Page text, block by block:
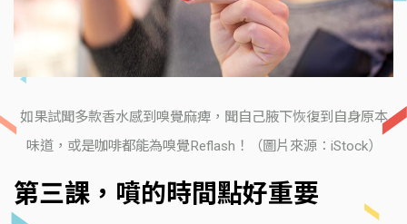
如果試聞多款香水感到嗅覺麻痺，聞自己腋下恢復到自身原本
味道，或是咖啡都能為嗅覺Reflash！（圖片來源：iStock）
第三課，噴的時間點好重要